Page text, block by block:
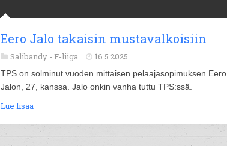
Eero Jalo takaisin mustavalkoisiin
Salibandy - F-liiga 16.5.2025
TPS on solminut vuoden mittaisen pelaajasopimuksen Eero
Jalon, 27, kanssa. Jalo onkin vanha tuttu TPS:ssä.
Lue lisää